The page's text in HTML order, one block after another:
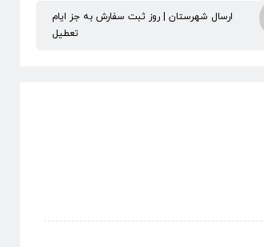
ارسال شهرستان | روز ثبت سفارش به جز ایام
تعطیل